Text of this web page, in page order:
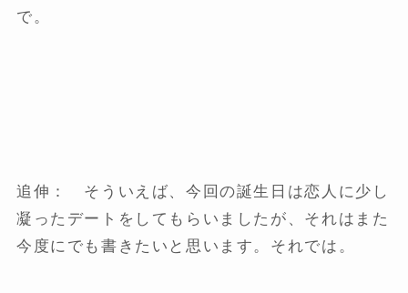
で。
追伸： そういえば、今回の誕生日は恋人に少し
凝ったデートをしてもらいましたが、それはまた
今度にでも書きたいと思います。それでは。